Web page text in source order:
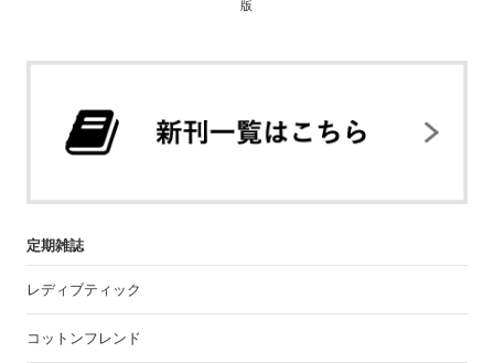
版
定期雑誌
レディブティック
コットンフレンド